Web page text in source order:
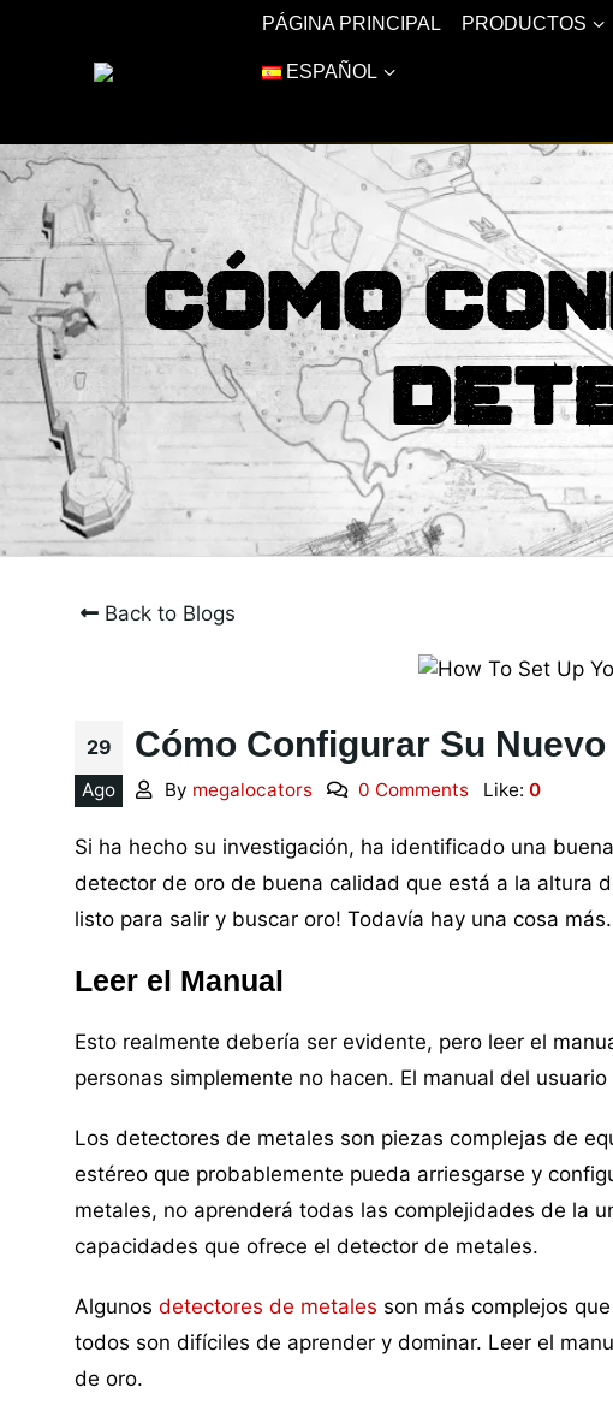
PÁGINA PRINCIPAL PRODUCTOS
ESPAÑOL
Cómo
Back to Blogs
29
Ago
Cómo Configurar Su
By megalocators 0 Comments Like: 0
Si ha hecho su investigación, ha identificado una
detector de oro de buena calidad que está a la altura
listo para salir y buscar oro! Todavía hay una cosa
Leer el Manual
Esto realmente debería ser evidente, pero leer el
personas simplemente no hacen. El manual del
Los detectores de metales son piezas complejas de
estéreo que probablemente pueda arriesgarse y
metales, no aprenderá todas las complejidades de la
capacidades que ofrece el detector de metales.
Algunos detectores de metales son más complejos
todos son difíciles de aprender y dominar. Leer el
de oro.